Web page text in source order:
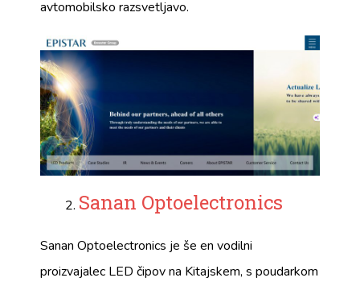
avtomobilsko razsvetljavo.
Sanan Optoelectronics
Sanan Optoelectronics je še en vodilni
proizvajalec LED čipov na Kitajskem, s poudarkom